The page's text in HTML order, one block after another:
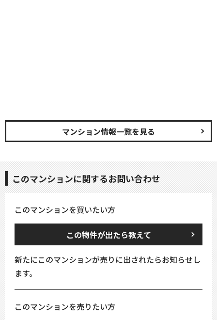
マンション情報一覧を見る
このマンションに関するお問い合わせ
このマンションを買いたい方
この物件が出たら教えて
新たにこのマンションが売りに出されたらお知らせし
ます。
このマンションを売りたい方